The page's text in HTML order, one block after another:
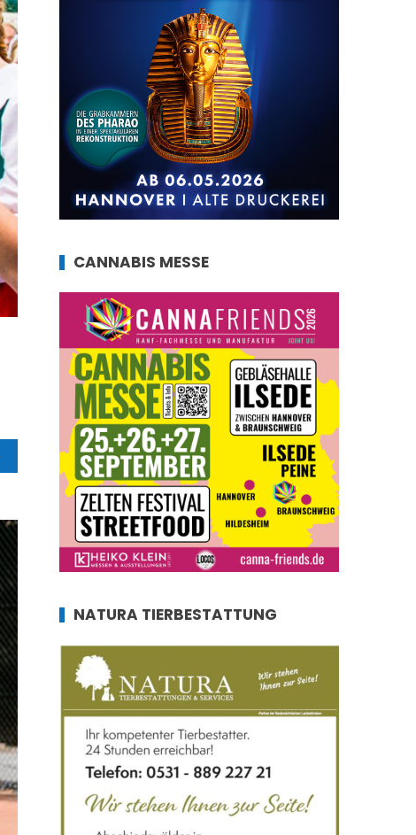
CANNABIS MESSE
NATURA TIERBESTATTUNG